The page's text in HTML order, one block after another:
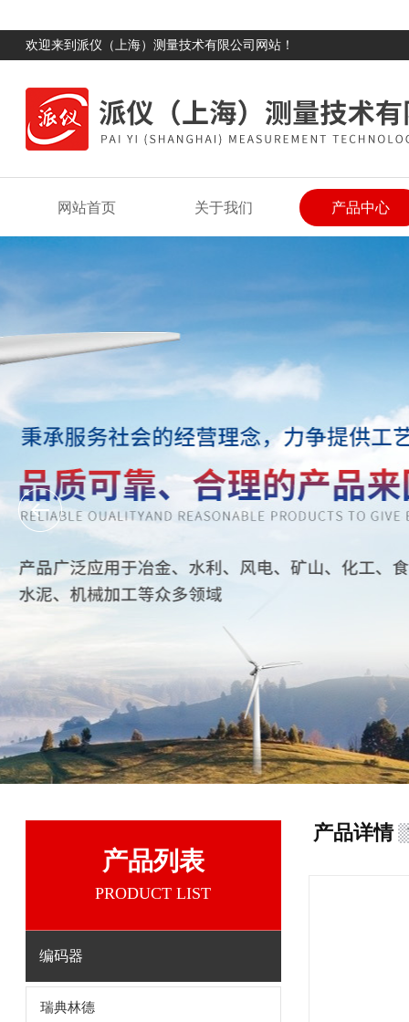
欢迎来到派仪（上海）测量技术有限公司网站！
网站首页 关于我们 产品中心
产品列表
PRODUCT LIST
编码器
瑞典林德
产品详情